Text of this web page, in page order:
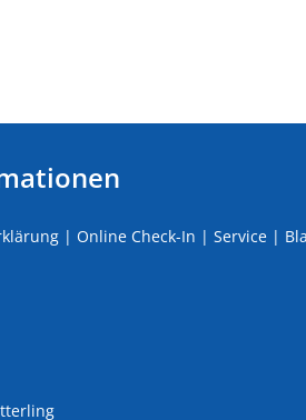
| Online Check-In | Service|